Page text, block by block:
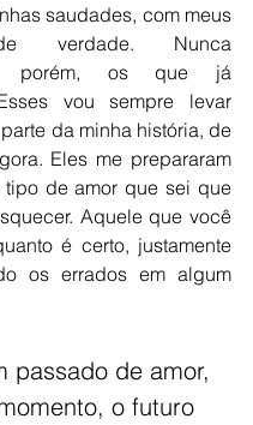
saudades, com meus
verdade. Nunca
porém, os que já
vou sempre levar
da minha história, de
Eles me prepararam
tipo de amor que sei que
Aquele que você
é certo, justamente
os errados em algum
passado de amor,
o futuro